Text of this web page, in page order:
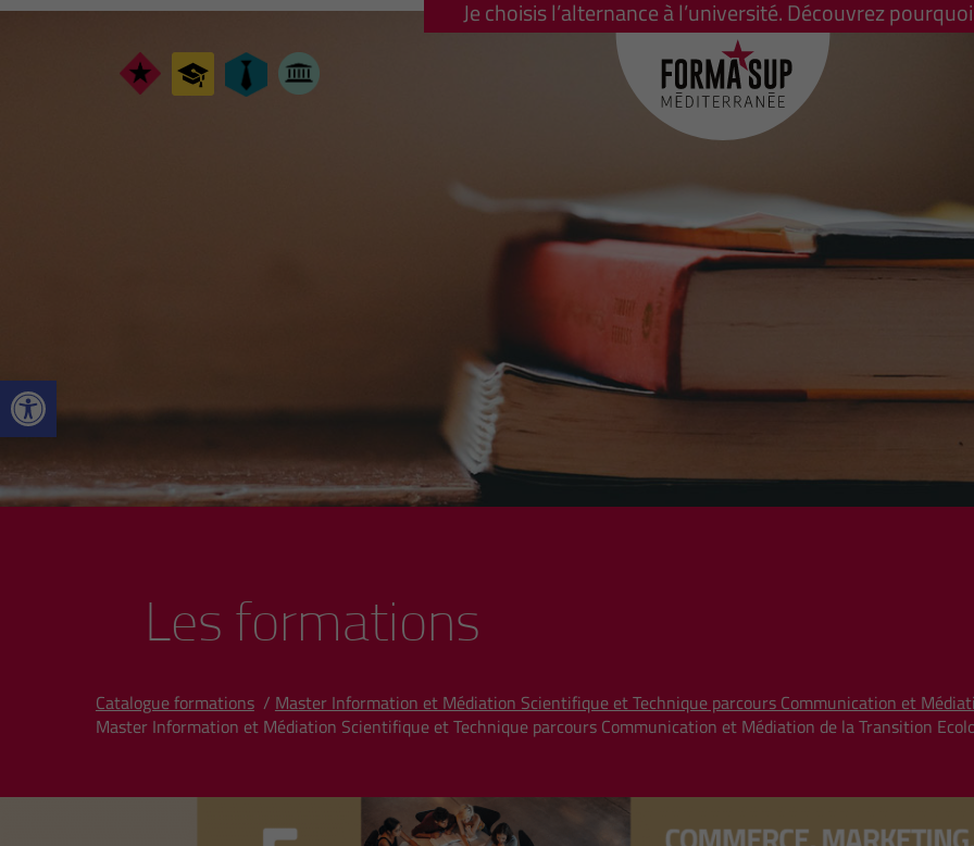
Ouvrir la barre d’outils
Je choisis l’alternance à l’université. Découvrez
Les formations
Catalogue formations/ Master Information et Médiation Scientifique et Technique parcours Communication et
Master Information et Médiation Scientifique et Technique parcours Communication et Médiation de la Transition